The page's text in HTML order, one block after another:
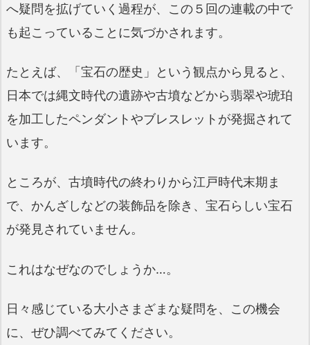
へ疑問を拡げていく過程が、この５回の連載の中で
も起こっていることに気づかされます。
たとえば、「宝石の歴史」という観点から見ると、
日本では縄文時代の遺跡や古墳などから翡翠や琥珀
を加工したペンダントやブレスレットが発掘されて
います。
ところが、古墳時代の終わりから江戸時代末期ま
で、かんざしなどの装飾品を除き、宝石らしい宝石
が発見されていません。
これはなぜなのでしょうか…。
日々感じている大小さまざまな疑問を、この機会
に、ぜひ調べてみてください。